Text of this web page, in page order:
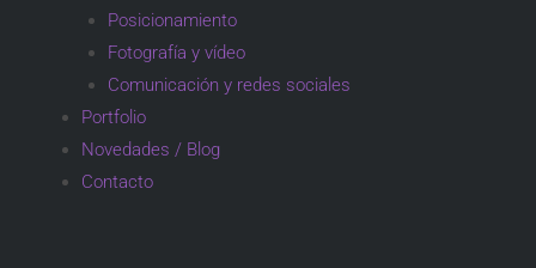
Posicionamiento
Fotografía y vídeo
Comunicación y redes sociales
Portfolio
Novedades / Blog
Contacto